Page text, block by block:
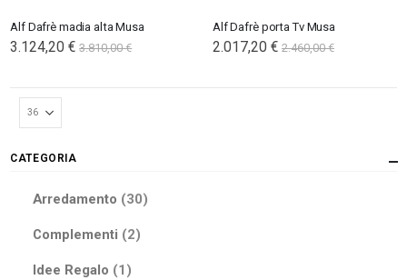
Alf Dafrè madia alta Musa
3.124,20 € 3.810,00 €
Alf Dafrè porta Tv Musa
2.017,20 € 2.460,00 €
CATEGORIA
Arredamento 30
elementi
Complementi 2
elementi
Idee Regalo 1
elemento